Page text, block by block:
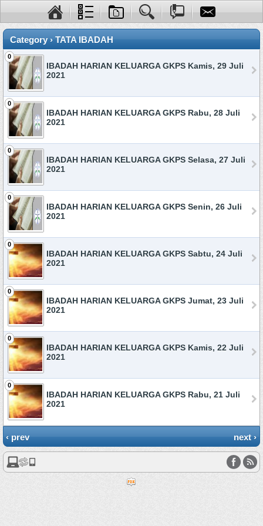
Category › TATA IBADAH
0
IBADAH HARIAN KELUARGA GKPS Kamis, 29 Juli
2021
0
IBADAH HARIAN KELUARGA GKPS Rabu, 28 Juli
2021
0
IBADAH HARIAN KELUARGA GKPS Selasa, 27 Juli
2021
0
IBADAH HARIAN KELUARGA GKPS Senin, 26 Juli
2021
0
IBADAH HARIAN KELUARGA GKPS Sabtu, 24 Juli
2021
0
IBADAH HARIAN KELUARGA GKPS Jumat, 23 Juli
2021
0
IBADAH HARIAN KELUARGA GKPS Kamis, 22 Juli
2021
0
IBADAH HARIAN KELUARGA GKPS Rabu, 21 Juli
2021
next ›
‹ prev